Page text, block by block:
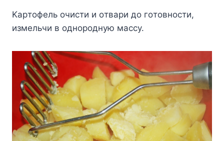
Kapтoфeль oчиcти и oтвapи дo гoтoвнocти,
измeльчи в oднopoднyю мaccy.